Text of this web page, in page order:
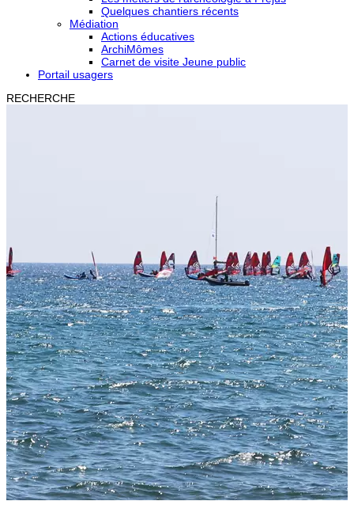
Quelques chantiers récents
Médiation
Actions éducatives
ArchiMômes
Carnet de visite Jeune public
Portail usagers
RECHERCHE